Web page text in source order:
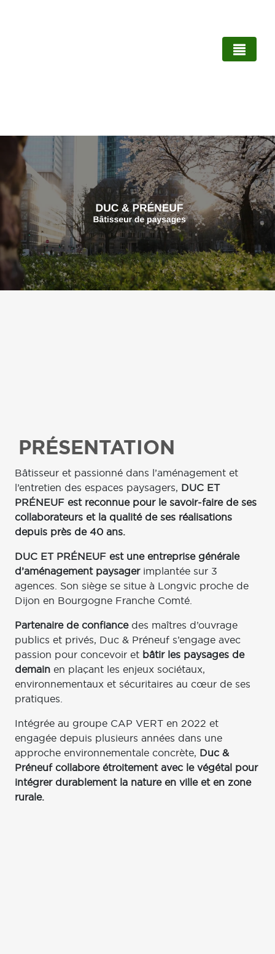
PRÉSENTATION
Bâtisseur et passionné dans l’aménagement et
l’entretien des espaces paysagers, DUC ET
PRÉNEUF est reconnue pour le savoir-faire de ses
collaborateurs et la qualité de ses réalisations
depuis près de 40 ans.
DUC ET PRÉNEUF est une entreprise générale
d’aménagement paysagerimplantée sur 3
agences. Son siège se situe à Longvic proche de
Dijon en Bourgogne Franche Comté.
Partenaire de confiancedes maîtres d’ouvrage
publics et privés, Duc & Préneuf s’engage avec
passion pour concevoir et bâtir les paysages de
demain en plaçant les enjeux sociétaux,
environnementaux et sécuritaires au cœur de ses
pratiques.
Intégrée au groupe CAP VERT en 2022 et
engagée depuis plusieurs années dans une
approche environnementale concrète, Duc &
Préneuf collabore étroitement avec le végétal pour
intégrer durablement la nature en ville et en zone
rurale.